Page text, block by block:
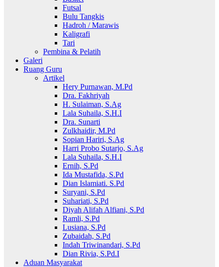
Futsal
Bulu Tangkis
Hadroh / Marawis
Kaligrafi
Tari
Pembina & Pelatih
Galeri
Ruang Guru
Artikel
Hery Purnawan, M.Pd
Dra. Fakhriyah
H. Sulaiman, S.Ag
Lala Suhaila, S.H.I
Dra. Sunarti
Zulkhaidir, M.Pd
Sopian Hariri, S.Ag
Harri Probo Sutarjo, S.Ag
Lala Suhaila, S.H.I
Ernih, S.Pd
Ida Mustafida, S.Pd
Dian Islamiati. S.Pd
Suryani, S.Pd
Suhariati, S.Pd
Diyah Alifah Alfiani, S.Pd
Ramli, S.Pd
Lusiana, S.Pd
Zubaidah, S.Pd
Indah Triwinandari, S.Pd
Dian Rivia, S.Pd.I
Aduan Masyarakat